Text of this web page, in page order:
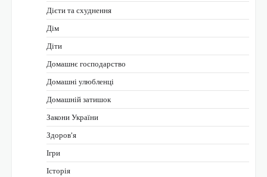
Дієти та схуднення
Дім
Діти
Домашнє господарство
Домашні улюбленці
Домашній затишок
Закони України
Здоров'я
Ігри
Історія